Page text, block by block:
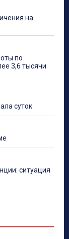
на
по
3,6 тысячи
суток
ситуация